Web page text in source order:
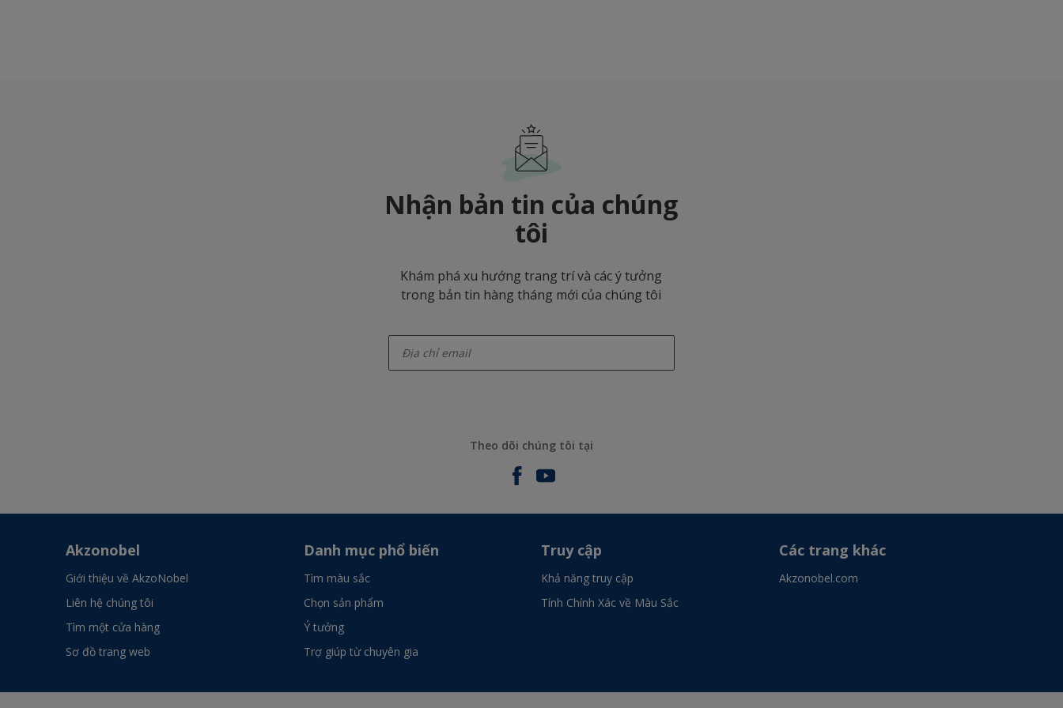
Nhận bản tin của chúng
tôi
Khám phá xu hướng trang trí và các ý tưởng
trong bản tin hàng tháng mới của chúng tôi
Theo dõi chúng tôi tại
Akzonobel
Giới thiệu về AkzoNobel
Liên hệ chúng tôi
Tìm một cửa hàng
Sơ đồ trang web
Danh mục phổ biến
Tìm màu sắc
Chọn sản phẩm
Ý tưởng
Trợ giúp từ chuyên gia
Truy cập
Khả năng truy cập
Tính Chính Xác về Màu Sắc
Các trang khác
Akzonobel.com